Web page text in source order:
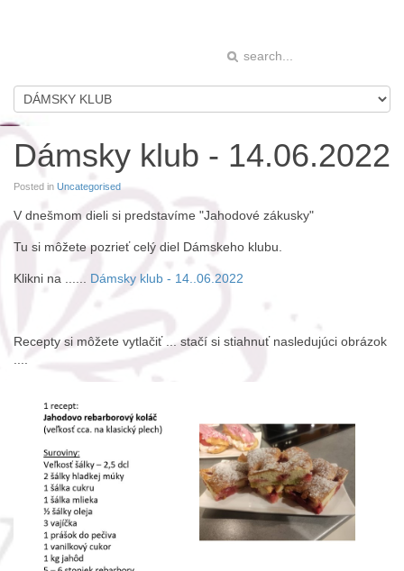
Dámsky klub - 14.06.2022
Posted in Uncategorised
V dnešmom dieli si predstavíme "Jahodové zákusky"
Tu si môžete pozrieť celý diel Dámskeho klubu.
Klikni na ...... Dámsky klub - 14..06.2022
Recepty si môžete vytlačiť ... stačí si stiahnuť nasledujúci obrázok